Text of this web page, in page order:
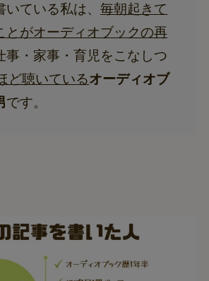
いている私は、毎朝起きて
とがオーディオブックの再
事・家事・育児をこなしつ
ど聴いているオーディオブ
です。